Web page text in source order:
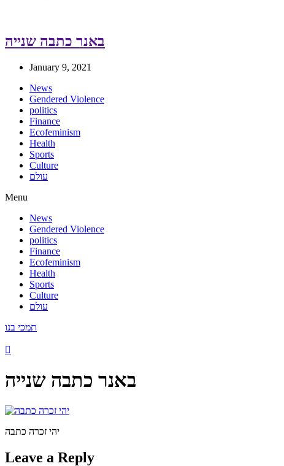
באנר כתבה שנייה
January 9, 2021
News
Gendered Violence
politics
Finance
Ecofeminism
Health
Sports
Culture
עולם
Menu
News
Gendered Violence
politics
Finance
Ecofeminism
Health
Sports
Culture
עולם
תמכי בנו
באנר כתבה שנייה
יהי זכרה כתבה
Leave a Reply